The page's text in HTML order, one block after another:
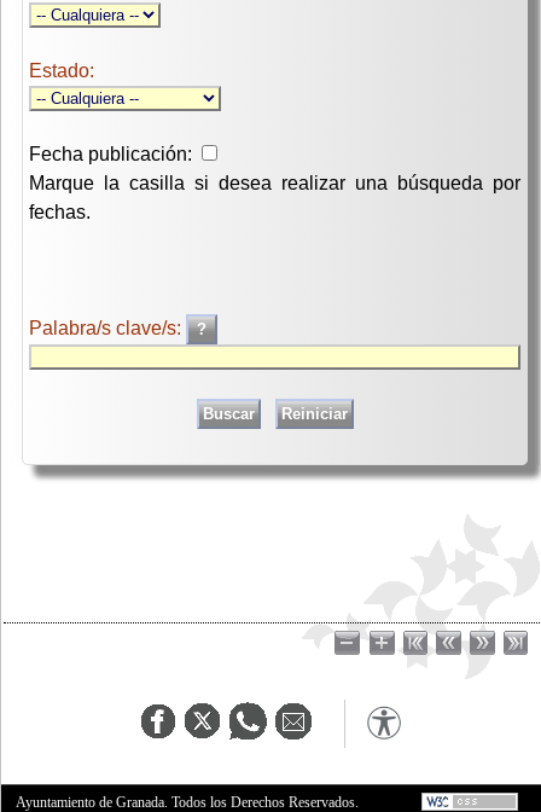
Estado:
Fecha publicación:
Marque la casilla si desea realizar una búsqueda por
fechas.
Palabra/s clave/s:
Ayuntamiento de Granada. Todos los Derechos Reservados.